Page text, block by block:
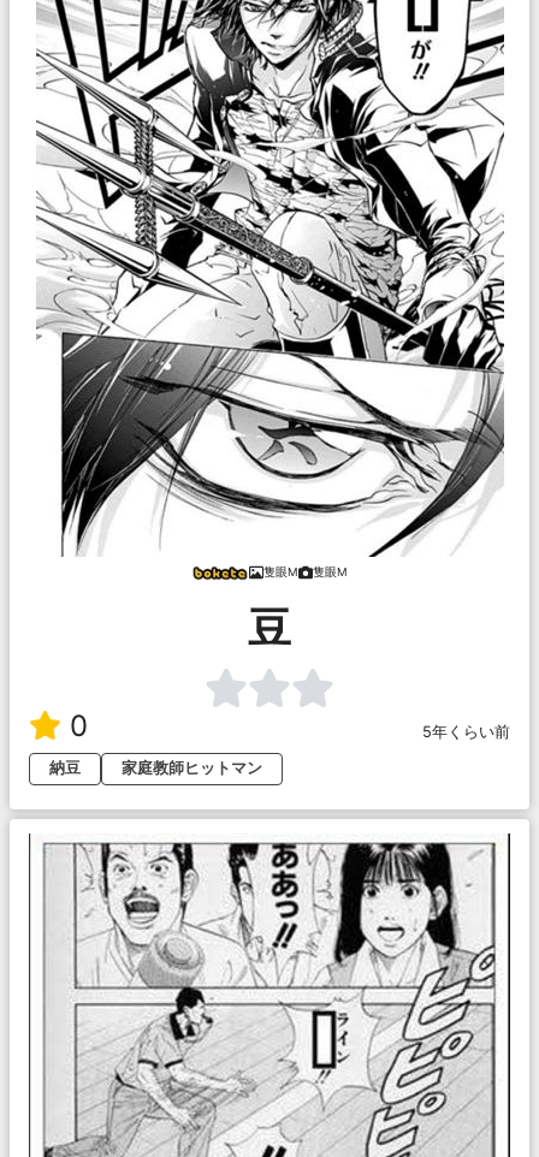
隻眼M 隻眼M
豆
0
5年くらい前
納豆
家庭教師ヒットマン